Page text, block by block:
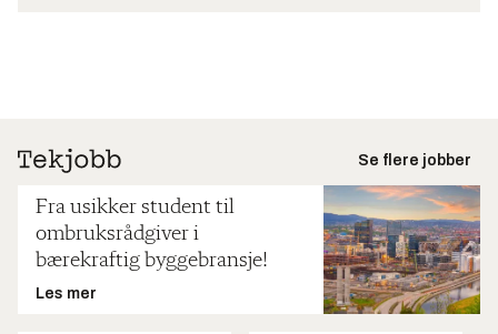
Se flere jobber
Fra usikker student til
ombruksrådgiver i
bærekraftig byggebransje!
Les mer